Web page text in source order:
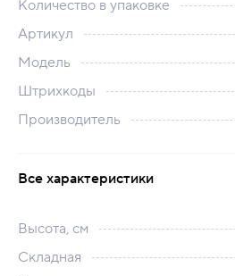
Количество в упаковке
Артикул
Модель
Штрихкоды
Производитель
Все характеристики
Высота, см
Складная